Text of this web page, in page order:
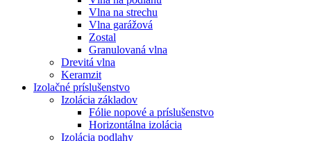
Vlna na strechu
Vlna garážová
Zostal
Granulovaná vlna
Drevitá vlna
Keramzit
Izolačné príslušenstvo
Izolácia základov
Fólie nopové a príslušenstvo
Horizontálna izolácia
Izolácia podlahy